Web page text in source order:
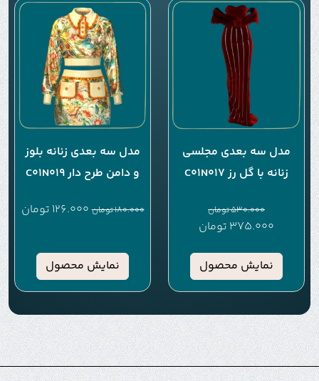
مدل سه بعدی مجلسی
زنانه با گل رز C01N017
530.000تومان
375.000 تومان
نمایش محصول
مدل سه بعدی زنانه بلوز
و دامن طرح دار C01N019
180.000تومان 126.000 تومان
نمایش محصول